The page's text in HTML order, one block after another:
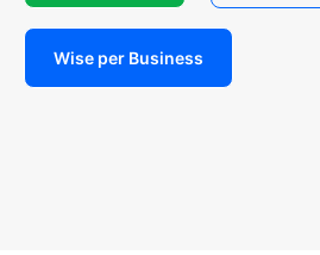
Wise per Business